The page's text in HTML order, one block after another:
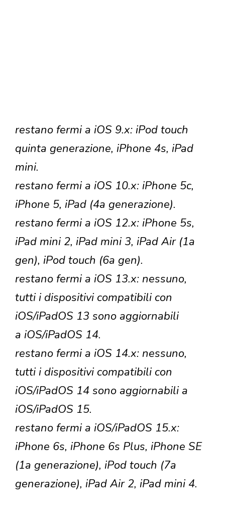
restano fermi a iOS 9.x: iPod touch
quinta generazione, iPhone 4s, iPad
mini.
restano fermi a iOS 10.x: iPhone 5c,
iPhone 5, iPad (4a generazione).
restano fermi a iOS 12.x: iPhone 5s,
iPad mini 2, iPad mini 3, iPad Air (1a
gen), iPod touch (6a gen).
restano fermi a iOS 13.x: nessuno,
tutti i dispositivi compatibili con
iOS/iPadOS 13 sono aggiornabili
a iOS/iPadOS 14.
restano fermi a iOS 14.x: nessuno,
tutti i dispositivi compatibili con
iOS/iPadOS 14 sono aggiornabili a
iOS/iPadOS 15.
restano fermi a iOS/iPadOS 15.x:
iPhone 6s, iPhone 6s Plus, iPhone SE
(1a generazione), iPod touch (7a
generazione), iPad Air 2, iPad mini 4.